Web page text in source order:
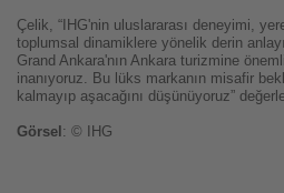
Çelik, “IHG'nin uluslararası deneyimi,
toplumsal dinamiklere yönelik derin
Grand Ankara'nın Ankara turizmine
inanıyoruz. Bu lüks markanın misafir
kalmayıp aşacağını düşünüyoruz”
Görsel : © IHG